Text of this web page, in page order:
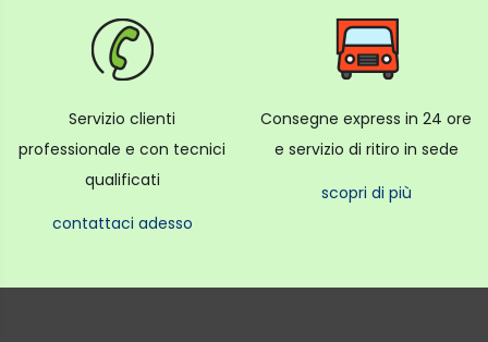
Servizio clienti
professionale e con tecnici
qualificati
contattaci adesso
Consegne express in 24 ore
e servizio di ritiro in sede
scopri di più